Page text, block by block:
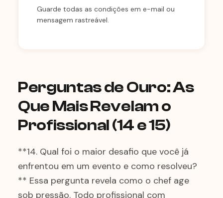
Guarde todas as condições em e-mail ou
mensagem rastreável.
Perguntas de Ouro: As
Que Mais Revelam o
Profissional (14 e 15)
**14. Qual foi o maior desafio que você já
enfrentou em um evento e como resolveu?
** Essa pergunta revela como o chef age
sob pressão. Todo profissional com